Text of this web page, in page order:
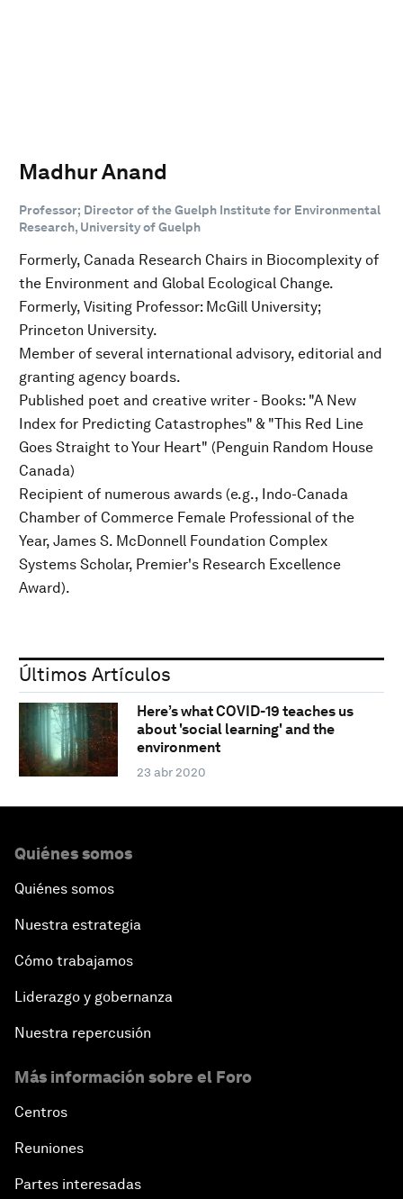
Madhur Anand
Professor; Director of the Guelph Institute for Environmental
Research, University of Guelph
Formerly, Canada Research Chairs in Biocomplexity of
the Environment and Global Ecological Change.
Formerly, Visiting Professor: McGill University;
Princeton University.
Member of several international advisory, editorial and
granting agency boards.
Published poet and creative writer - Books: "A New
Index for Predicting Catastrophes" & "This Red Line
Goes Straight to Your Heart" (Penguin Random House
Canada)
Recipient of numerous awards (e.g., Indo-Canada
Chamber of Commerce Female Professional of the
Year, James S. McDonnell Foundation Complex
Systems Scholar, Premier's Research Excellence
Award).
Últimos Artículos
Here’s what COVID-19 teaches us
about 'social learning' and the
environment
23 abr 2020
Quiénes somos
Quiénes somos
Nuestra estrategia
Cómo trabajamos
Liderazgo y gobernanza
Nuestra repercusión
Más información sobre el Foro
Centros
Reuniones
Partes interesadas